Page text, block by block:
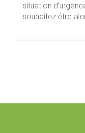
situation
souhaitez être